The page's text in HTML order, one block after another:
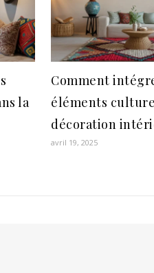
la
Comment
éléments
décoration
avril 19, 2025